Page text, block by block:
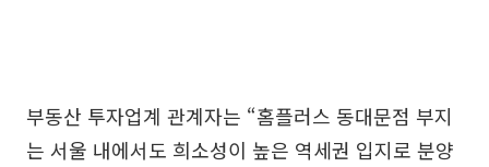
부동산 투자업계 관계자는 “홈플러스 동대문점 부지
는 서울 내에서도 희소성이 높은 역세권 입지로 분양